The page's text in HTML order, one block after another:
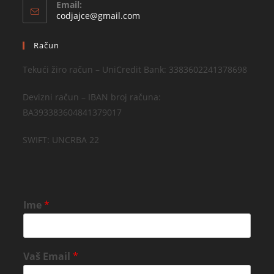
Email:
codjajce@gmail.com
Račun
Tekući žiro račun – UniCredit Bank: 3383602241378698
Devizni račun – IBAN broj računa:
BA393383604841379017
SWIFT: UNCRBA 22
Ime*
Vaš Email*